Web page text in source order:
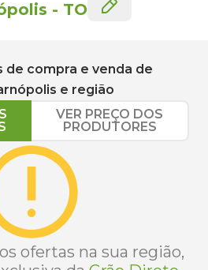
- TO
de compra e venda de
e região
VER PREÇO DOS
PRODUTORES
ofertas na sua região,